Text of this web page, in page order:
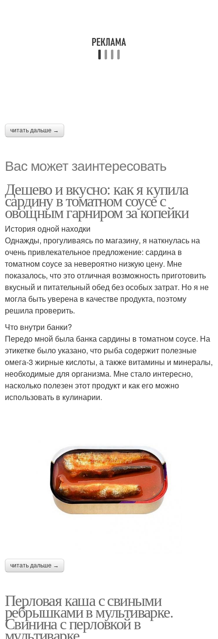
читать дальше →
Вас может заинтересовать
Дешево и вкусно: как я купила
сардину в томатном соусе с
овощным гарниром за копейки
История одной находки
Однажды, прогуливаясь по магазину, я наткнулась на
очень привлекательное предложение: сардина в
томатном соусе за невероятно низкую цену. Мне
показалось, что это отличная возможность приготовить
вкусный и питательный обед без особых затрат. Но я не
могла быть уверена в качестве продукта, поэтому
решила проверить.
Что внутри банки?
Передо мной была банка сардины в томатном соусе. На
этикетке было указано, что рыба содержит полезные
омега-3 жирные кислоты, а также витамины и минералы,
необходимые для организма. Мне стало интересно,
насколько полезен этот продукт и как его можно
использовать в кулинарии.
читать дальше →
Перловая каша с свиными
ребрышками в мультиварке.
Свинина с перловкой в